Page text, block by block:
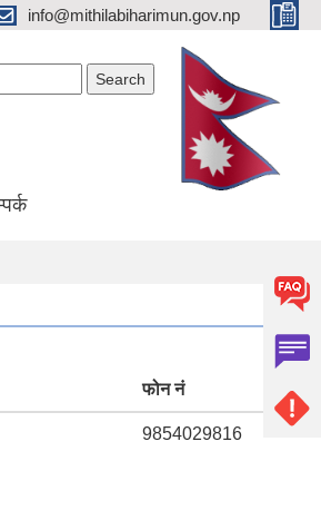
info@mithilabiharimun.gov.np
फोन नं
9854029816